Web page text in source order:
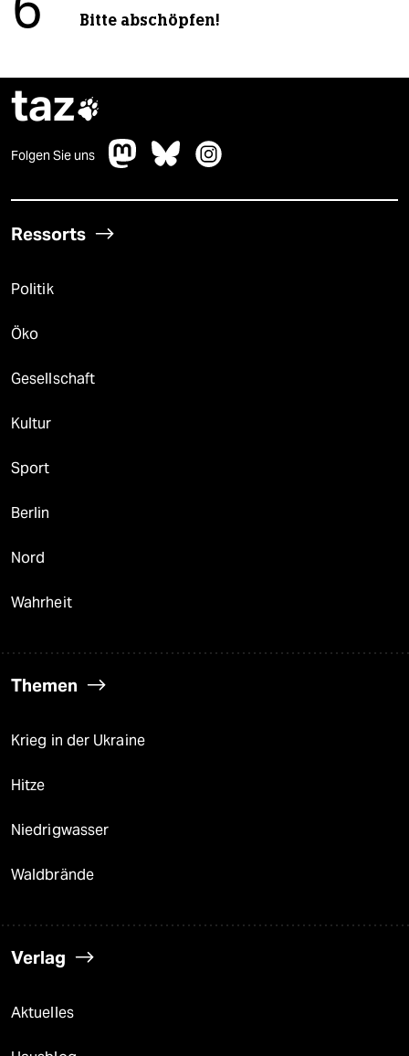
6 Bitte abschöpfen!
taz
Folgen Sie uns
Ressorts
Politik
Öko
Gesellschaft
Kultur
Sport
Berlin
Nord
Wahrheit
Themen
Krieg in der Ukraine
Hitze
Niedrigwasser
Waldbrände
Verlag
Aktuelles